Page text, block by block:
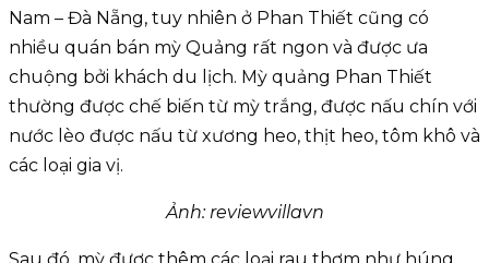
Nam – Đà Nẵng, tuy nhiên ở Phan Thiết cũng có
nhiều quán bán mỳ Quảng rất ngon và được ưa
chuộng bởi khách du lịch. Mỳ quảng Phan Thiết
thường được chế biến từ mỳ trắng, được nấu chín với
nước lèo được nấu từ xương heo, thịt heo, tôm khô và
các loại gia vị.
Ảnh: reviewvillavn